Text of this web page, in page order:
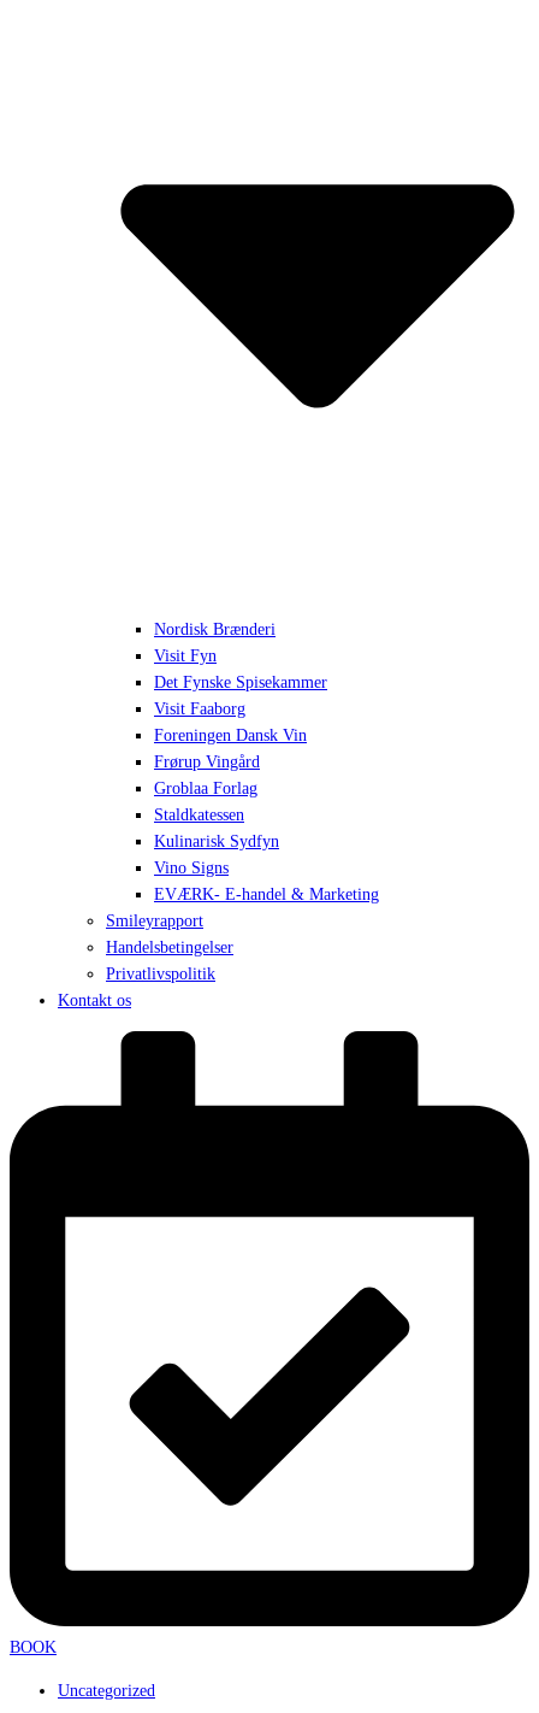
Nordisk Brænderi
Visit Fyn
Det Fynske Spisekammer
Visit Faaborg
Foreningen Dansk Vin
Frørup Vingård
Groblaa Forlag
Staldkatessen
Kulinarisk Sydfyn
Vino Signs
EVÆRK- E-handel & Marketing
Smileyrapport
Handelsbetingelser
Privatlivspolitik
Kontakt os
BOOK
Uncategorized